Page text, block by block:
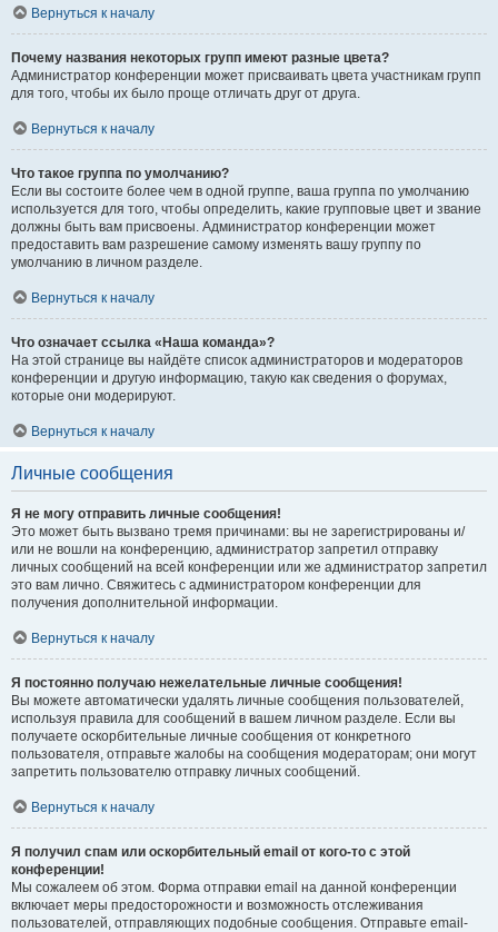
Вернуться к началу
Почему названия некоторых групп имеют разные цвета?
Администратор конференции может присваивать цвета участникам групп
для того, чтобы их было проще отличать друг от друга.
Вернуться к началу
Что такое группа по умолчанию?
Если вы состоите более чем в одной группе, ваша группа по умолчанию
используется для того, чтобы определить, какие групповые цвет и звание
должны быть вам присвоены. Администратор конференции может
предоставить вам разрешение самому изменять вашу группу по
умолчанию в личном разделе.
Вернуться к началу
Что означает ссылка «Наша команда»?
На этой странице вы найдёте список администраторов и модераторов
конференции и другую информацию, такую как сведения о форумах,
которые они модерируют.
Вернуться к началу
Личные сообщения
Я не могу отправить личные сообщения!
Это может быть вызвано тремя причинами: вы не зарегистрированы и/
или не вошли на конференцию, администратор запретил отправку
личных сообщений на всей конференции или же администратор запретил
это вам лично. Свяжитесь с администратором конференции для
получения дополнительной информации.
Вернуться к началу
Я постоянно получаю нежелательные личные сообщения!
Вы можете автоматически удалять личные сообщения пользователей,
используя правила для сообщений в вашем личном разделе. Если вы
получаете оскорбительные личные сообщения от конкретного
пользователя, отправьте жалобы на сообщения модераторам; они могут
запретить пользователю отправку личных сообщений.
Вернуться к началу
Я получил спам или оскорбительный email от кого-то с этой
конференции!
Мы сожалеем об этом. Форма отправки email на данной конференции
включает меры предосторожности и возможность отслеживания
пользователей, отправляющих подобные сообщения. Отправьте email-